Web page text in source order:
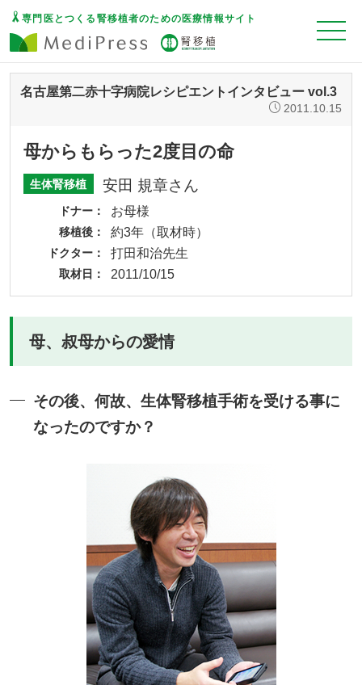
専門医とつくる腎移植者のための医療情報サイト
名古屋第二赤十字病院レシピエントインタビュー vol.3
2011.10.15
母からもらった2度目の命
生体腎移植 安田 規章さん
ドナー お母様
移植後 約3年（取材時）
ドクター 打田和治先生
取材日 2011/10/15
母、叔母からの愛情
その後、何故、生体腎移植手術を受ける事に
なったのですか？